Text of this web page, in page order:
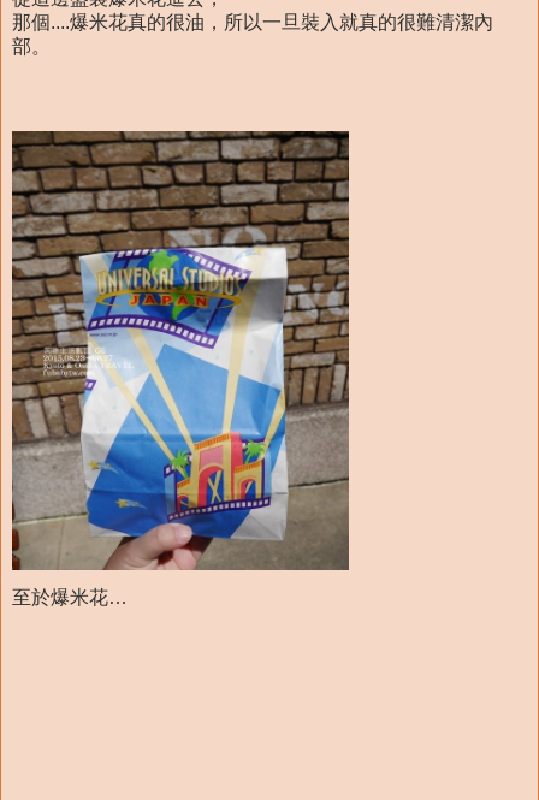
那個....爆米花真的很油，所以一旦裝入就真的很難清潔內
部。
至於爆米花…